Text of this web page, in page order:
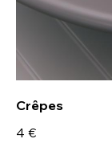
Crêpes
4 €